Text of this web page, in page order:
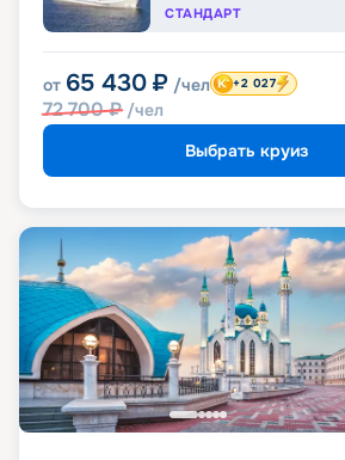
СТАНДАРТ
от 65 430 ₽ /чел
72 700₽ /чел
+2 027
Выбрать круиз